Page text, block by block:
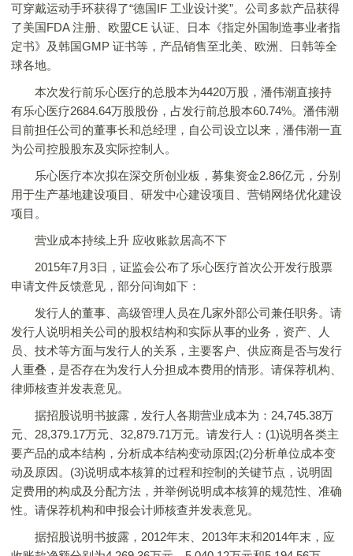
可穿戴运动手环获得了“德国IF 工业设计奖”。公司多款产品获得
了美国FDA 注册、欧盟CE 认证、日本《指定外国制造事业者指
定书》及韩国GMP 证书等，产品销售至北美、欧洲、日韩等全
球各地。
本次发行前乐心医疗的总股本为4420万股，潘伟潮直接持
有乐心医疗2684.64万股股份，占发行前总股本60.74%。潘伟潮
目前担任公司的董事长和总经理，自公司设立以来，潘伟潮一直
为公司控股股东及实际控制人。
乐心医疗本次拟在深交所创业板，募集资金2.86亿元，分别
用于生产基地建设项目、研发中心建设项目、营销网络优化建设
项目。
营业成本持续上升 应收账款居高不下
2015年7月3日，证监会公布了乐心医疗首次公开发行股票
申请文件反馈意见，部分问询如下：
发行人的董事、高级管理人员在几家外部公司兼任职务。请
发行人说明相关公司的股权结构和实际从事的业务，资产、人
员、技术等方面与发行人的关系，主要客户、供应商是否与发行
人重叠，是否存在为发行人分担成本费用的情形。请保荐机构、
律师核查并发表意见。
据招股说明书披露，发行人各期营业成本为：24,745.38万
元、28,379.17万元、32,879.71万元。请发行人：(1)说明各类主
要产品的成本结构，分析成本结构变动原因;(2)分析单位成本变
动及原因。(3)说明成本核算的过程和控制的关键节点，说明固
定费用的构成及分配方法，并举例说明成本核算的规范性、准确
性。请保荐机构和申报会计师核查并发表意见。
据招股说明书披露，2012年末、2013年末和2014年末，应